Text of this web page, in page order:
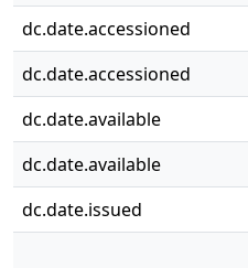
dc.date.accessioned
dc.date.accessioned
dc.date.available
dc.date.available
dc.date.issued